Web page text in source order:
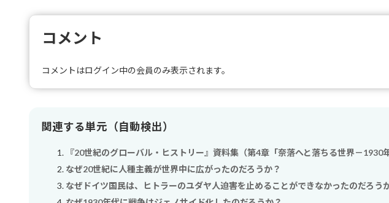
コメント
コメントはログイン中の会員のみ表示されます。
関連する単元（自動検出）
『20世紀のグローバル・ヒストリー』資料集（第4章「奈落へと落ちる世界－1930
なぜ20世紀に人種主義が世界中に広がったのだろうか？
なぜドイツ国民は、ヒトラーのユダヤ人迫害を止めることができなかったのだろう